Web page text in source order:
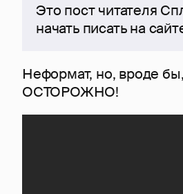
Это пост читателя
начать писать на
Неформат, но, вроде
ОСТОРОЖНО!